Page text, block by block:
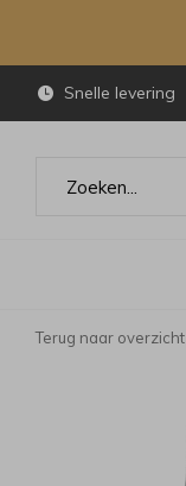
Snelle levering
Terug naar overzicht